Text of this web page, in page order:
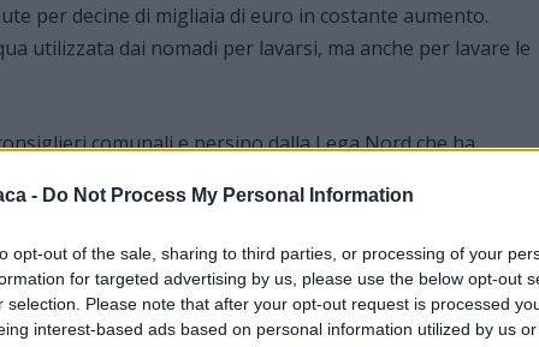
- Do Not Process My Personal Information
opt-out of the sale, sharing to third parties, or processing of your
for targeted advertising by us, please use the below opt-out
selection. Please note that after your opt-out request is processed
interest-based ads based on personal information utilized by us
per decine di migliaia di euro in costante aumento.
utilizzata dai nomadi per lavarsi, ma anche per lavare le
comunali e persino dalla Lega Nord che ha
dei nomadi, ma nessuno che abbia chiarito chi
di Tortona e considerato che Gestione Acqua non
pagherà le bollette dell’acqua consumata dai nomadi?